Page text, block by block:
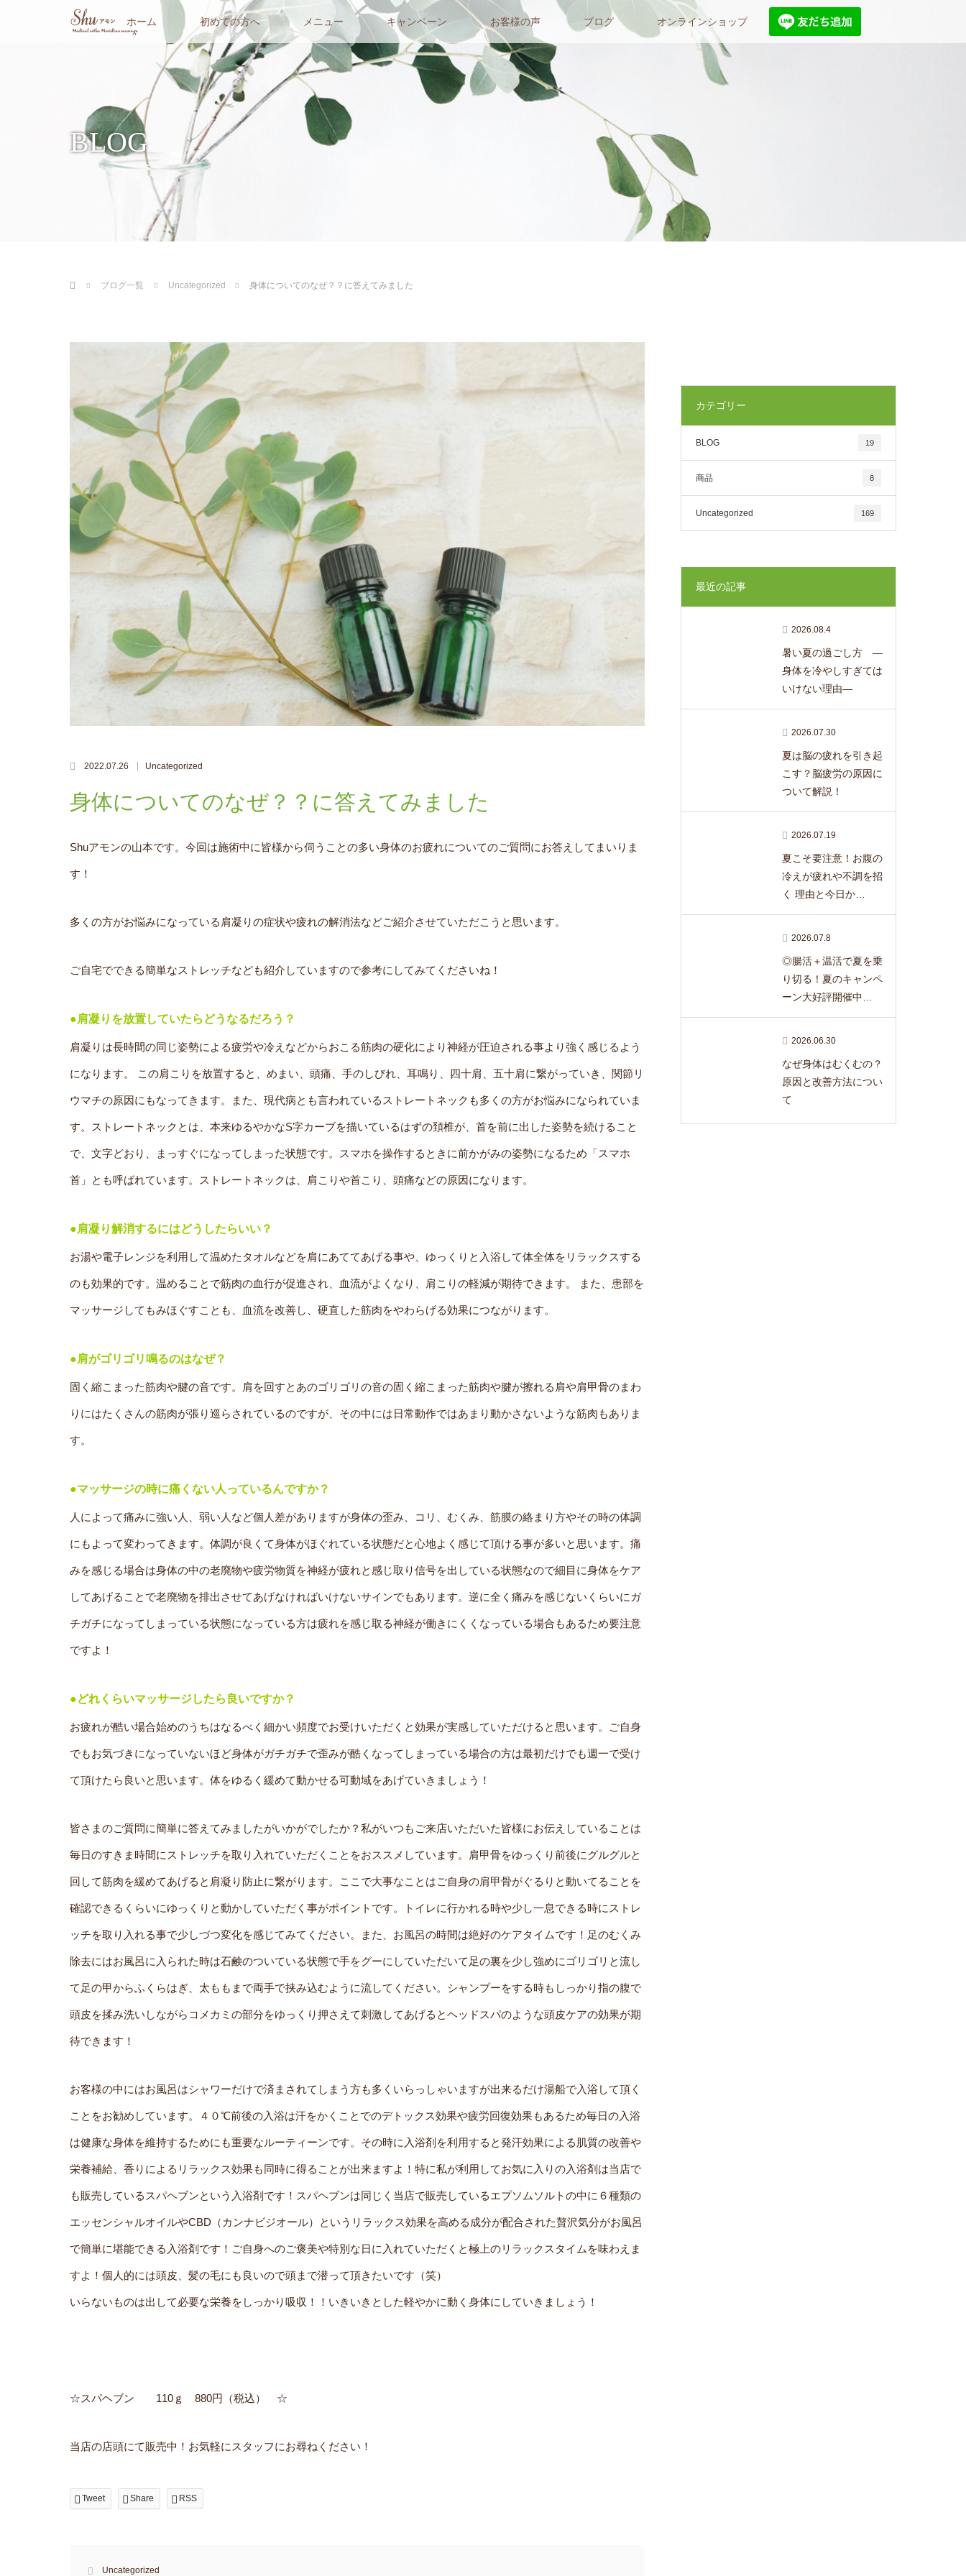
ホーム 初めての方へ メニュー キャンペーン お客様の声 ブログ オンラインショップ
BLOG
ブログ一覧
Uncategorized 身体についてのなぜ？？に答えてみました
2022.07.26 Uncategorized
身体についてのなぜ？？に答えてみました
Shuアモンの山本です。今回は施術中に皆様から伺うことの多い身体のお疲れについてのご質問にお答えしてまいりま
す！
多くの方がお悩みになっている肩凝りの症状や疲れの解消法などご紹介させていただこうと思います。
ご自宅でできる簡単なストレッチなども紹介していますので参考にしてみてくださいね！
●肩凝りを放置していたらどうなるだろう？
肩凝りは長時間の同じ姿勢による疲労や冷えなどからおこる筋肉の硬化により神経が圧迫される事より強く感じるよう
になります。 この肩こりを放置すると、めまい、頭痛、手のしびれ、耳鳴り、四十肩、五十肩に繋がっていき、関節リ
ウマチの原因にもなってきます。また、現代病とも言われているストレートネックも多くの方がお悩みになられていま
す。ストレートネックとは、本来ゆるやかなS字カーブを描いているはずの頚椎が、首を前に出した姿勢を続けること
で、文字どおり、まっすぐになってしまった状態です。スマホを操作するときに前かがみの姿勢になるため「スマホ
首」とも呼ばれています。ストレートネックは、肩こりや首こり、頭痛などの原因になります。
●肩凝り解消するにはどうしたらいい？
お湯や電子レンジを利用して温めたタオルなどを肩にあててあげる事や、ゆっくりと入浴して体全体をリラックスする
のも効果的です。温めることで筋肉の血行が促進され、血流がよくなり、肩こりの軽減が期待できます。 また、患部を
マッサージしてもみほぐすことも、血流を改善し、硬直した筋肉をやわらげる効果につながります。
●肩がゴリゴリ鳴るのはなぜ？
固く縮こまった筋肉や腱の音です。肩を回すとあのゴリゴリの音の固く縮こまった筋肉や腱が擦れる肩や肩甲骨のまわ
りにはたくさんの筋肉が張り巡らされているのですが、その中には日常動作ではあまり動かさないような筋肉もありま
す。
●マッサージの時に痛くない人っているんですか？
人によって痛みに強い人、弱い人など個人差がありますが身体の歪み、コリ、むくみ、筋膜の絡まり方やその時の体調
にもよって変わってきます。体調が良くて身体がほぐれている状態だと心地よく感じて頂ける事が多いと思います。痛
みを感じる場合は身体の中の老廃物や疲労物質を神経が疲れと感じ取り信号を出している状態なので細目に身体をケア
してあげることで老廃物を排出させてあげなければいけないサインでもあります。逆に全く痛みを感じないくらいにガ
チガチになってしまっている状態になっている方は疲れを感じ取る神経が働きにくくなっている場合もあるため要注意
ですよ！
●どれくらいマッサージしたら良いですか？
お疲れが酷い場合始めのうちはなるべく細かい頻度でお受けいただくと効果が実感していただけると思います。ご自身
でもお気づきになっていないほど身体がガチガチで歪みが酷くなってしまっている場合の方は最初だけでも週一で受け
て頂けたら良いと思います。体をゆるく緩めて動かせる可動域をあげていきましょう！
皆さまのご質問に簡単に答えてみましたがいかがでしたか？私がいつもご来店いただいた皆様にお伝えしていることは
毎日のすきま時間にストレッチを取り入れていただくことをおススメしています。肩甲骨をゆっくり前後にグルグルと
回して筋肉を緩めてあげると肩凝り防止に繋がります。ここで大事なことはご自身の肩甲骨がぐるりと動いてることを
確認できるくらいにゆっくりと動かしていただく事がポイントです。トイレに行かれる時や少し一息できる時にストレ
ッチを取り入れる事で少しづつ変化を感じてみてください。また、お風呂の時間は絶好のケアタイムです！足のむくみ
除去にはお風呂に入られた時は石鹸のついている状態で手をグーにしていただいて足の裏を少し強めにゴリゴリと流し
て足の甲からふくらはぎ、太ももまで両手で挟み込むように流してください。シャンプーをする時もしっかり指の腹で
頭皮を揉み洗いしながらコメカミの部分をゆっくり押さえて刺激してあげるとヘッドスパのような頭皮ケアの効果が期
待できます！
お客様の中にはお風呂はシャワーだけで済まされてしまう方も多くいらっしゃいますが出来るだけ湯船で入浴して頂く
ことをお勧めしています。４０℃前後の入浴は汗をかくことでのデトックス効果や疲労回復効果もあるため毎日の入浴
は健康な身体を維持するためにも重要なルーティーンです。その時に入浴剤を利用すると発汗効果による肌質の改善や
栄養補給、香りによるリラックス効果も同時に得ることが出来ますよ！特に私が利用してお気に入りの入浴剤は当店で
も販売しているスパヘブンという入浴剤です！スパヘブンは同じく当店で販売しているエプソムソルトの中に６種類の
エッセンシャルオイルやCBD（カンナビジオール）というリラックス効果を高める成分が配合された贅沢気分がお風呂
で簡単に堪能できる入浴剤です！ご自身へのご褒美や特別な日に入れていただくと極上のリラックスタイムを味わえま
すよ！個人的には頭皮、髪の毛にも良いので頭まで潜って頂きたいです（笑）
いらないものは出して必要な栄養をしっかり吸収！！いきいきとした軽やかに動く身体にしていきましょう！
☆スパヘブン 110ｇ 880円（税込） ☆
当店の店頭にて販売中！お気軽にスタッフにお尋ねください！
Tweet Share RSS
Uncategorized
カテゴリー
BLOG 19
商品 8
Uncategorized 169
最近の記事
2026.08.4
暑い夏の過ごし方 ―
身体を冷やしすぎては
いけない理由―
2026.07.30
夏は脳の疲れを引き起
こす？脳疲労の原因に
ついて解説！
2026.07.19
夏こそ要注意！お腹の
冷えが疲れや不調を招
く 理由と今日か…
2026.07.8
◎腸活＋温活で夏を乗
り切る！夏のキャンペ
ーン大好評開催中…
2026.06.30
なぜ身体はむくむの？
原因と改善方法につい
て